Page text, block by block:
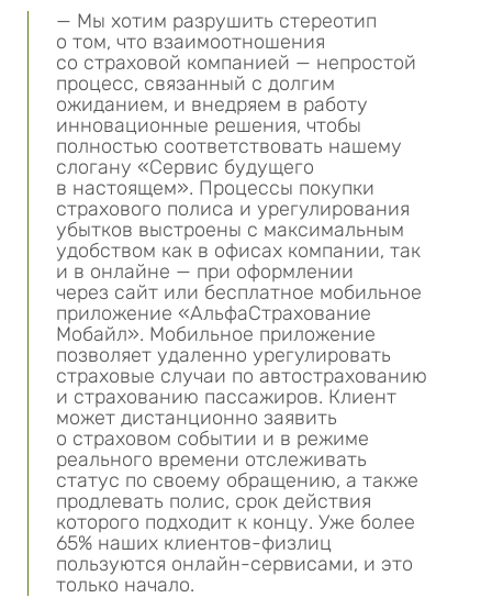
— Мы хотим разрушить стереотип
о том, что взаимоотношения
со страховой компанией — непростой
процесс, связанный с долгим
ожиданием, и внедряем в работу
инновационные решения, чтобы
полностью соответствовать нашему
слогану «Сервис будущего
в настоящем». Процессы покупки
страхового полиса и урегулирования
убытков выстроены с максимальным
удобством как в офисах компании, так
и в онлайне — при оформлении
через сайт или бесплатное мобильное
приложение «АльфаСтрахование
Мобайл». Мобильное приложение
позволяет удаленно урегулировать
страховые случаи по автострахованию
и страхованию пассажиров. Клиент
может дистанционно заявить
о страховом событии и в режиме
реального времени отслеживать
статус по своему обращению, а также
продлевать полис, срок действия
которого подходит к концу. Уже более
65% наших клиентов-физлиц
пользуются онлайн-сервисами, и это
только начало.